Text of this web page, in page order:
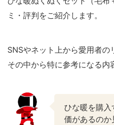
ミ・評判をご紹介します。
SNSやネット上から愛用者の
その中から特に参考になる内
ひな暖を購
価があるのか